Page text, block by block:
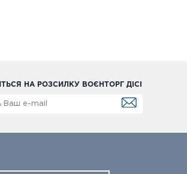
НА РОЗСИЛКУ ВОЄНТОРГ ДІСІ